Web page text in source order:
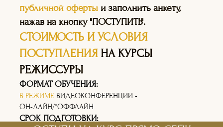
публичной оферты и заполнить анкету,
нажав на кнопку "ПОСТУПИТЬ".
СТОИМОСТЬ И УСЛОВИЯ
ПОСТУПЛЕНИЯНА КУРСЫ
РЕЖИССУРЫ
ФОРМАТ ОБУЧЕНИЯ:
В РЕЖИМЕ ВИДЕОКОНФЕРЕНЦИИ -
ОН-ЛАЙН/*ОФФЛАЙН
СРОК ПОДГОТОВКИ: